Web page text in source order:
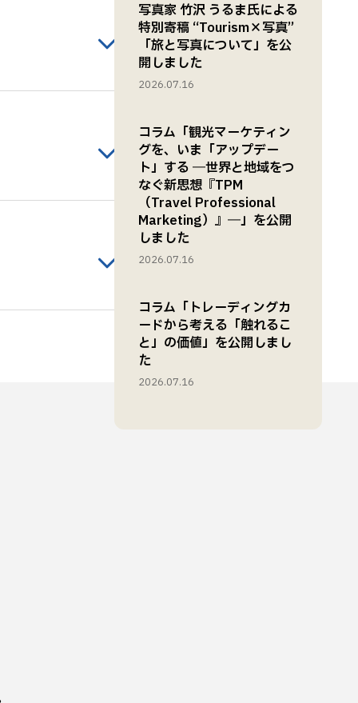
写真家 竹沢 うるま氏による
特別寄稿 “Tourism×写真”
「旅と写真について」を公
開しました
2026.07.16
コラム「観光マーケティン
グを、いま「アップデー
ト」する ―世界と地域をつ
なぐ新思想『TPM
（Travel Professional
Marketing）』―」を公開
しました
2026.07.16
コラム「トレーディングカ
ードから考える「触れるこ
と」の価値」を公開しまし
た
2026.07.16